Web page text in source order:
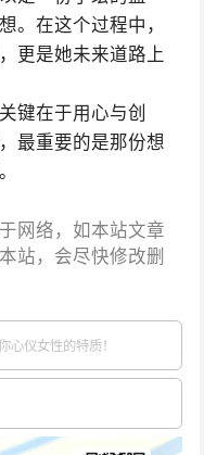
。在这个过程中，
更是她未来道路上
键在于用心与创
最重要的是那份想
网络，如本站文章
站，会尽快修改删
心仪女性的特质！